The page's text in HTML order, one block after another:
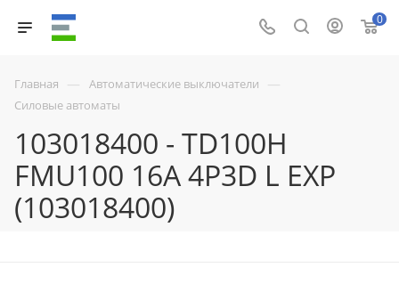
0
Главная — Автоматические выключатели —
Силовые автоматы
103018400 - TD100H
FMU100 16A 4P3D L EXP
(103018400)